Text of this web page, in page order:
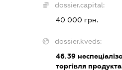
dossier.capital:
40 000 грн.
dossier.kveds:
46.39
торгівля